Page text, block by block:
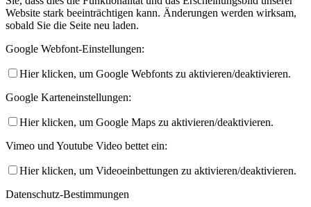
Website stark beeinträchtigen kann. Änderungen werden wirksam,
sobald Sie die Seite neu laden.
Google Webfont-Einstellungen:
Hier klicken, um Google Webfonts zu aktivieren/deaktivieren.
Google Karteneinstellungen:
Hier klicken, um Google Maps zu aktivieren/deaktivieren.
Vimeo und Youtube Video bettet ein:
Hier klicken, um Videoeinbettungen zu aktivieren/deaktivieren.
Datenschutz-Bestimmungen